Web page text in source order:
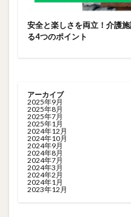
安全と楽しさを両立！介護
る4つのポイント
アーカイブ
2025年9月
2025年8月
2025年7月
2025年1月
2024年12月
2024年10月
2024年9月
2024年8月
2024年7月
2024年3月
2024年2月
2024年1月
2023年12月